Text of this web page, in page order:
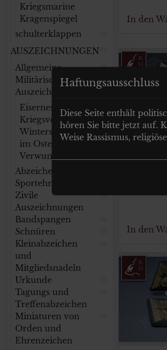
In den
In den
Kriegsmarine
Kragenspiegel
schulterklappen
AUSZEICHNUNGEN
Allgemeine
Militärische
Auszeichnungen
(0)
Eisernes Kreuz
Kriegsverdienstkreuz(0)
Winterschlacht
im Osten
(0)
Verwundetenabzeichen
Abzeichen
Sportehrenzeichen
Zivile
Auszeichnungen
(0)
Bandspangen
Schnüren
Kleinabzeichen
und
Mitgliedsnadeln
Urkunde
Tagungs und
Treffenabzeichen
Miniaturen von
Orden und
Ehrenzeichen
Haftungsausschluss
Diese Seite enthält
hören Sie bitte jetzt auf.
Weise Rassismus,